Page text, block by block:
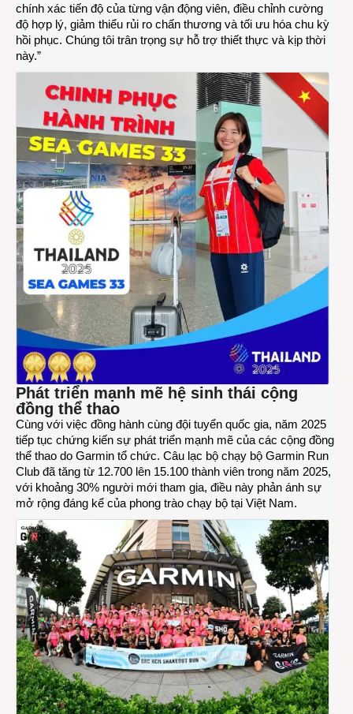
chính xác tiến độ của từng vận động viên, điều chỉnh cường
độ hợp lý, giảm thiểu rủi ro chấn thương và tối ưu hóa chu kỳ
hồi phục. Chúng tôi trân trọng sự hỗ trợ thiết thực và kịp thời
này.”
Phát triển mạnh mẽ hệ sinh thái cộng
đồng thể thao
Cùng với việc đồng hành cùng đội tuyển quốc gia, năm 2025
tiếp tục chứng kiến sự phát triển mạnh mẽ của các cộng đồng
thể thao do Garmin tổ chức. Câu lạc bộ chạy bộ Garmin Run
Club đã tăng từ 12.700 lên 15.100 thành viên trong năm 2025,
với khoảng 30% người mới tham gia, điều này phản ánh sự
mở rộng đáng kể của phong trào chạy bộ tại Việt Nam.